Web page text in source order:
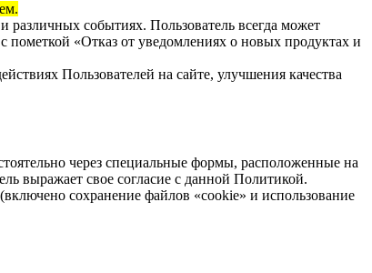
событиях. Пользователь всегда может
с пометкой «Отказ от уведомлениях о новых продуктах и
Пользователей на сайте, улучшения качества
через специальные формы, расположенные на
выражает свое согласие с данной Политикой.
сохранение файлов «cookie» и использование